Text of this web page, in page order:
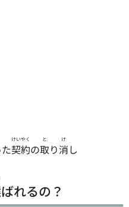
契約
けいやく
の取
と
り消
け
し
ばれるの？